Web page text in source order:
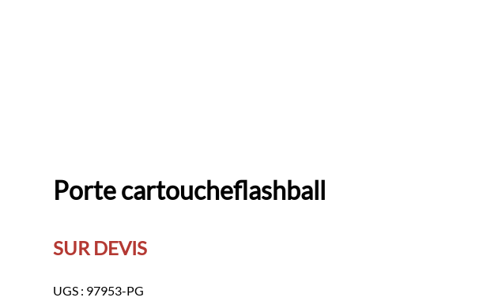
Porte cartoucheflashball
SUR DEVIS
UGS : 97953-PG